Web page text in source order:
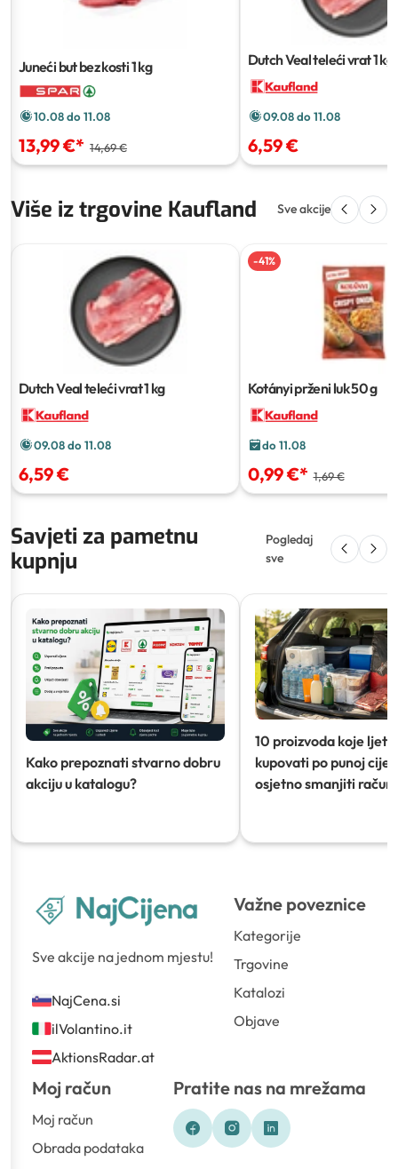
Juneći but bez kosti1 kg
10.08 do 11.08
13,99 €* 14,69 €
Dutch Veal teleći vrat1 kg
09.08 do 11.08
6,59 €
Više iz trgovine Kaufland Sve akcije
Dutch Veal teleći vrat1 kg
09.08 do 11.08
6,59 €
-41%
Kotányi prženi luk50 g
do 11.08
0,99 €* 1,69 €
Savjeti za pametnu
kupnju
Pogledaj
sve
Kako prepoznati stvarno dobru
akciju u katalogu?
10 proizvoda koje ljeti
kupovati po punoj
osjetno smanjiti račun)
Sve akcije na jednom mjestu!
NajCena.si
ilVolantino.it
AktionsRadar.at
Važne poveznice
Kategorije
Trgovine
Katalozi
Objave
Moj račun
Moj račun
Obrada podataka
Pratite nas na mrežama